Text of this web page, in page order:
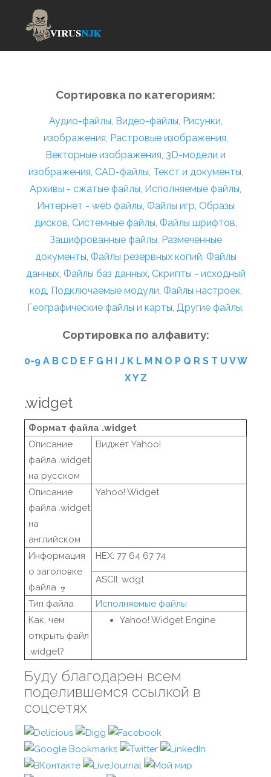
Сортировка по категориям:
Аудио-файлы, Видео-файлы, Рисунки,
изображения, Растровые изображения,
Векторные изображения, 3D-модели и
изображения, CAD-файлы, Текст и документы,
Архивы - сжатые файлы, Исполняемые файлы,
Интернет - web файлы, Файлы игр, Образы
дисков, Системные файлы, Файлы шрифтов,
Зашифрованные файлы, Размеченные
документы, Файлы резервных копий, Файлы
данных, Файлы баз данных, Скрипты - исходный
код, Подключаемые модули, Файлы настроек,
Географические файлы и карты, Другие файлы.
Сортировка по алфавиту:
0-9 A B C D E F G H I J K L M N O P Q R S T U VW
XY Z
.widget
Формат файла .widget
Описание
файла .widget
на русском
Виджет Yahoo!
Описание
файла .widget
на
английском
Yahoo! Widget
Информация
о заголовке
файла
HEX: 77 64 67 74
ASCII: wdgt
Тип файла
Исполняемые файлы
Как, чем
открыть файл
.widget?
Yahoo! Widget Engine
Буду благодарен всем
поделившемся ссылкой в
соцсетях